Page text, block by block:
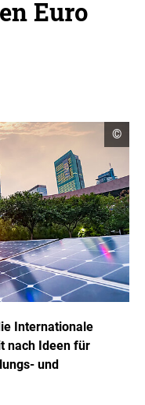
Euro
C
o
y
r
i
g
h
t
I
n
f
o
©
Internationale
nach Ideen für
und